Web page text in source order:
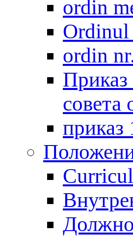
ordin
Оrdinul
ordin
Приказ
совета
приказ